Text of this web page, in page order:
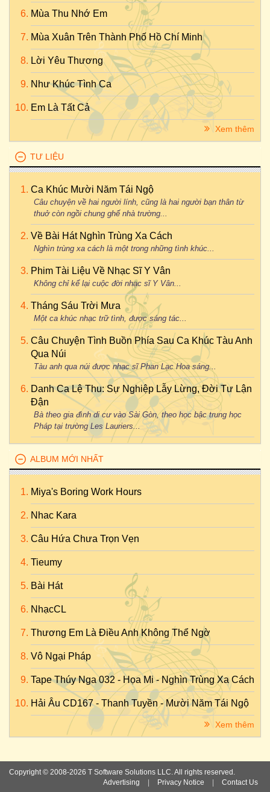
Mùa Thu Nhớ Em
Mùa Xuân Trên Thành Phố Hồ Chí Minh
Lời Yêu Thương
Như Khúc Tình Ca
Em Là Tất Cả
Xem thêm
TƯ LIỆU
Ca Khúc Mười Năm Tái Ngộ
Câu chuyện về hai người lính, cũng là hai người bạn thân từ
thuở còn ngồi chung ghế nhà trường...
Về Bài Hát Nghìn Trùng Xa Cách
Nghìn trùng xa cách là một trong những tình khúc...
Phim Tài Liệu Về Nhạc Sĩ Y Vân
Không chỉ kể lại cuộc đời nhạc sĩ Y Vân...
Tháng Sáu Trời Mưa
Một ca khúc nhạc trữ tình, được sáng tác...
Câu Chuyện Tình Buồn Phía Sau Ca Khúc Tàu Anh
Qua Núi
Tàu anh qua núi được nhạc sĩ Phan Lạc Hoa sáng...
Danh Ca Lệ Thu: Sự Nghiệp Lẫy Lừng, Đời Tư Lận
Đận
Bà theo gia đình di cư vào Sài Gòn, theo học bậc trung học
Pháp tại trường Les Lauriers...
ALBUM MỚI NHẤT
Miya's Boring Work Hours
Nhac Kara
Câu Hứa Chưa Trọn Vẹn
Tieumy
Bài Hát
NhạcCL
Thương Em Là Điều Anh Không Thể Ngờ
Vô Ngại Pháp
Tape Thúy Nga 032 - Họa Mi - Nghìn Trùng Xa Cách
Hải Âu CD167 - Thanh Tuyền - Mười Năm Tái Ngộ
Xem thêm
Copyright © 2008-2026 T Software Solutions LLC. All rights reserved.
Advertising
Privacy Notice Contact Us